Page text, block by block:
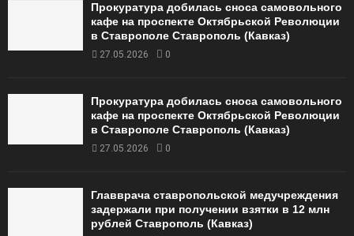
Прокуратура добилась сноса самовольного
кафе на проспекте Октябрьской Революции
в Ставрополе Ставрополь (Кавказ)
27.05.2026 0
Прокуратура добилась сноса самовольного
кафе на проспекте Октябрьской Революции
в Ставрополе Ставрополь (Кавказ)
27.05.2026 0
Главврача ставропольской медучреждения
задержали при получении взятки в 12 млн
рублей Ставрополь (Кавказ)